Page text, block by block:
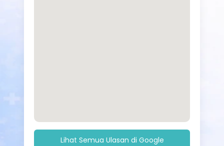
Lihat Semua Ulasan di Google